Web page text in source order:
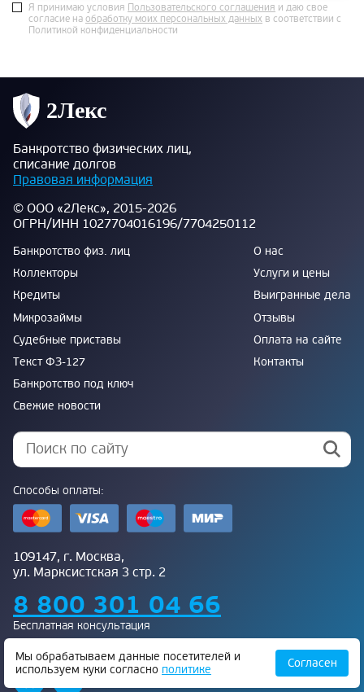
Я принимаю условия Пользовательского соглашения и даю свое
согласие на обработку моих персональных данных в соответствии с
Политикой конфиденциальности
Банкротство физических лиц,
списание долгов
Правовая информация
© ООО «2Лекс», 2015-2026
ОГРН/ИНН 1027704016196/7704250112
Банкротство физ. лиц
Коллекторы
Кредиты
Микрозаймы
Судебные приставы
Текст ФЗ-127
Банкротство под ключ
Свежие новости
О нас
Услуги и цены
Выигранные дела
Отзывы
Оплата на сайте
Контакты
Способы оплаты:
109147, г. Москва,
ул. Марксистская 3 стр. 2
8 800 301 04 66
Бесплатная консультация
Мы обрабатываем данные посетителей и
используем куки согласно политике Согласен